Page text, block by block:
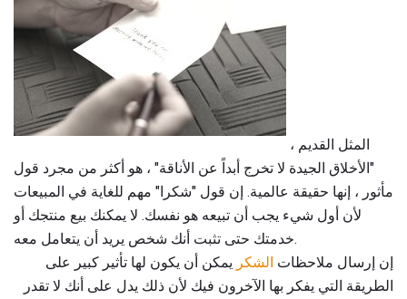
"الأخلاق الجيدة لا تخرج أبداً عن الأناقة" ، هو أكثر من مجرد قول
مأثور ، إنها حقيقة عالمية. إن قول "شكرا" مهم للغاية في المبيعات
لأن أول شيء يجب أن تبيعه هو نفسك. لا يمكنك بيع منتجك أو
خدمتك حتى تثبت أنك شخص يريد أن يتعامل معه.
إن إرسال ملاحظات الشكر يمكن أن يكون لها تأثير كبير على
الطريقة التي يفكر بها الآخرون فيك لأن ذلك يدل على أنك لا تقدر